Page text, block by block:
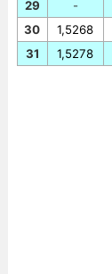
29
30
31
-
1,5268
1,5278